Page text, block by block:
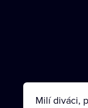
Milí diváci,